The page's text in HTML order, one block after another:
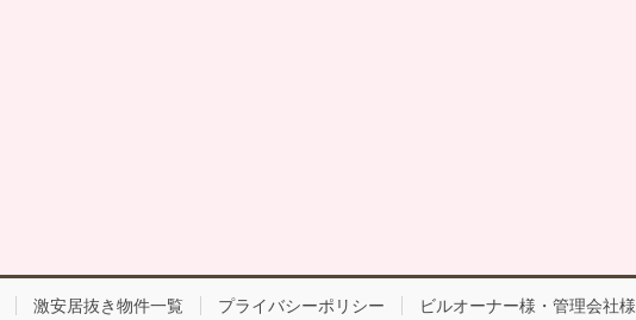
激安居抜き物件一覧 プライバシーポリシー ビルオーナー様・管理会社様